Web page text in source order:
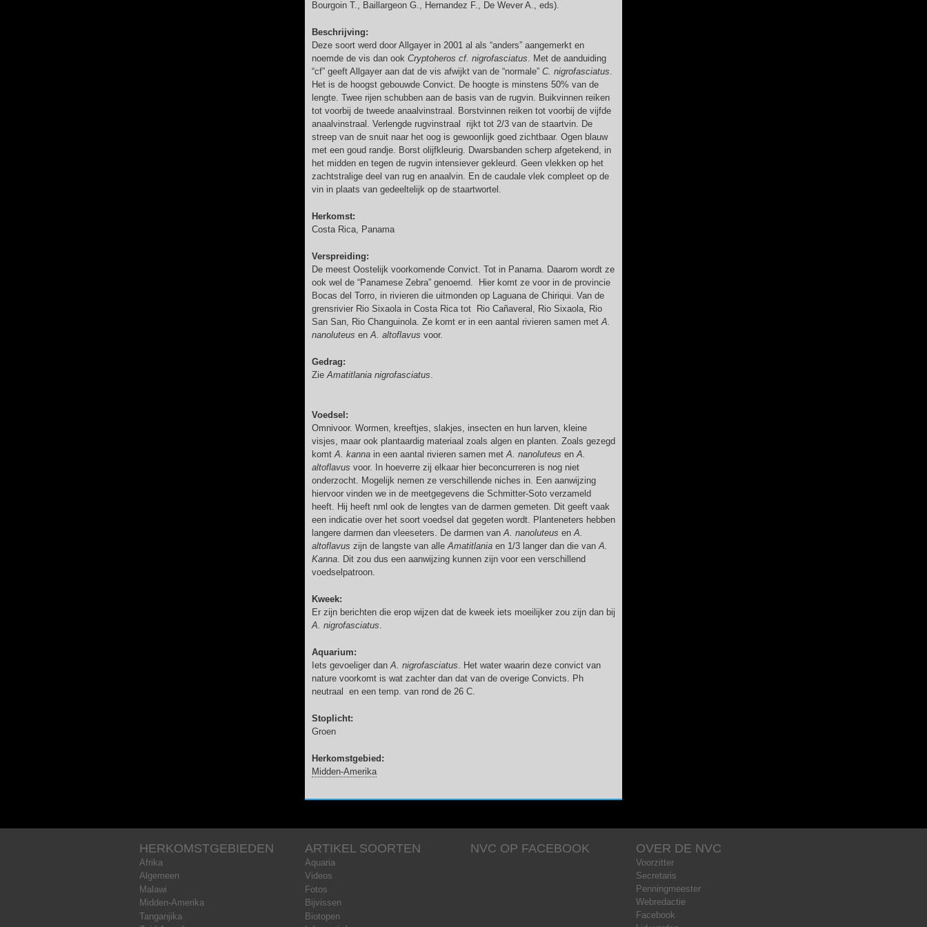
Bourgoin T., Baillargeon G., Hernandez F., De Wever A., eds).
Beschrijving:
Deze soort werd door Allgayer in 2001 al als “anders” aangemerkt en
noemde de vis dan ook Cryptoheros cf. nigrofasciatus. Met de aanduiding
“cf” geeft Allgayer aan dat de vis afwijkt van de “normale” C. nigrofasciatus.
Het is de hoogst gebouwde Convict. De hoogte is minstens 50% van de
lengte. Twee rijen schubben aan de basis van de rugvin. Buikvinnen reiken
tot voorbij de tweede anaalvinstraal. Borstvinnen reiken tot voorbij de vijfde
anaalvinstraal. Verlengde rugvinstraal rijkt tot 2/3 van de staartvin. De
streep van de snuit naar het oog is gewoonlijk goed zichtbaar. Ogen blauw
met een goud randje. Borst olijfkleurig. Dwarsbanden scherp afgetekend, in
het midden en tegen de rugvin intensiever gekleurd. Geen vlekken op het
zachtstralige deel van rug en anaalvin. En de caudale vlek compleet op de
vin in plaats van gedeeltelijk op de staartwortel.
Herkomst:
Costa Rica, Panama
Verspreiding:
De meest Oostelijk voorkomende Convict. Tot in Panama. Daarom wordt ze
ook wel de “Panamese Zebra” genoemd. Hier komt ze voor in de provincie
Bocas del Torro, in rivieren die uitmonden op Laguana de Chiriqui. Van de
grensrivier Rio Sixaola in Costa Rica tot Rio Cañaveral, Rio Sixaola, Rio
San San, Rio Changuinola. Ze komt er in een aantal rivieren samen met A.
nanoluteus en A. altoflavus voor.
Gedrag:
ZieAmatitlania nigrofasciatus.
Voedsel:
Omnivoor. Wormen, kreeftjes, slakjes, insecten en hun larven, kleine
visjes, maar ook plantaardig materiaal zoals algen en planten. Zoals gezegd
komtA. kanna in een aantal rivieren samen metA. nanoluteus en A.
altoflavus voor. In hoeverre zij elkaar hier beconcurreren is nog niet
onderzocht. Mogelijk nemen ze verschillende niches in. Een aanwijzing
hiervoor vinden we in de meetgegevens die Schmitter-Soto verzameld
heeft. Hij heeft nml ook de lengtes van de darmen gemeten. Dit geeft vaak
een indicatie over het soort voedsel dat gegeten wordt. Planteneters hebben
langere darmen dan vleeseters. De darmen vanA. nanoluteus en A.
altoflavus zijn de langste van alleAmatitlania en 1/3 langer dan die vanA.
Kanna. Dit zou dus een aanwijzing kunnen zijn voor een verschillend
voedselpatroon.
Kweek:
Er zijn berichten die erop wijzen dat de kweek iets moeilijker zou zijn dan bij
A. nigrofasciatus.
Aquarium:
Iets gevoeliger danA. nigrofasciatus. Het water waarin deze convict van
nature voorkomt is wat zachter dan dat van de overige Convicts. Ph
neutraal en een temp. van rond de 26 C.
Stoplicht:
Groen
Herkomstgebied:
Midden-Amerika
HERKOMSTGEBIEDEN
Afrika
Algemeen
Malawi
Midden-Amerika
Tanganjika
ARTIKEL SOORTEN
Aquaria
Videos
Fotos
Bijvissen
Biotopen
NVC OP FACEBOOK OVER DE NVC
Voorzitter
Secretaris
Penningmeester
Webredactie
Facebook